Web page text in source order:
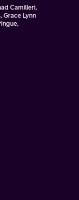
Camilleri,
Grace Lynn